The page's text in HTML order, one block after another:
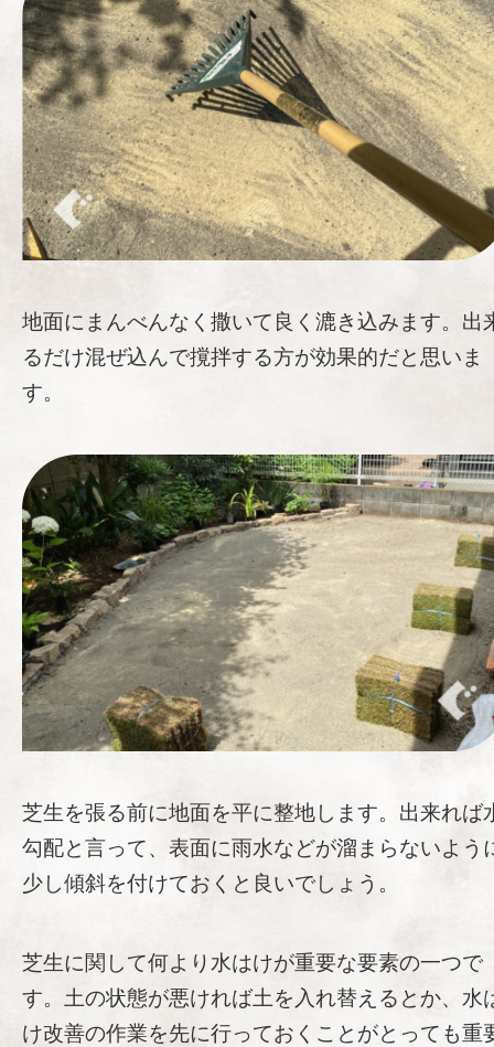
地面にまんべんなく撒いて良く漉き込みます。出
るだけ混ぜ込んで撹拌する方が効果的だと思いま
す。
芝生を張る前に地面を平に整地します。出来れば
勾配と言って、表面に雨水などが溜まらないよう
少し傾斜を付けておくと良いでしょう。
芝生に関して何より水はけが重要な要素の一つで
す。土の状態が悪ければ土を入れ替えるとか、水
け改善の作業を先に行っておくことがとっても重